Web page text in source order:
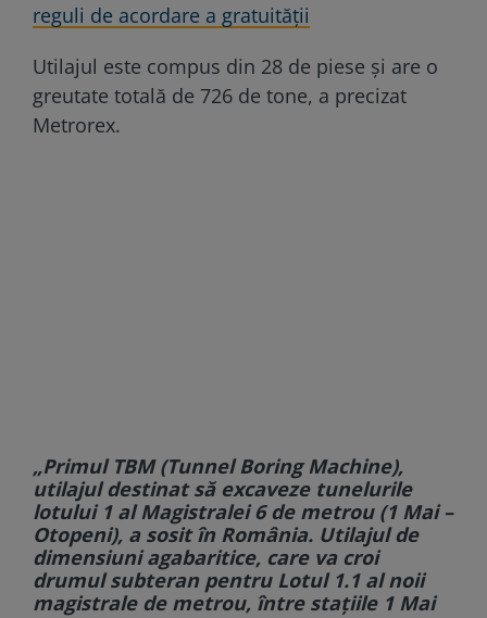
reguli de acordare a gratuității
Utilajul este compus din 28 de piese și are o
greutate totală de 726 de tone, a precizat
Metrorex.
„Primul TBM (Tunnel Boring Machine),
utilajul destinat să excaveze tunelurile
lotului 1 al Magistralei 6 de metrou (1 Mai –
Otopeni), a sosit în România. Utilajul de
dimensiuni agabaritice, care va croi
drumul subteran pentru Lotul 1.1 al noii
magistrale de metrou, între stațiile 1 Mai